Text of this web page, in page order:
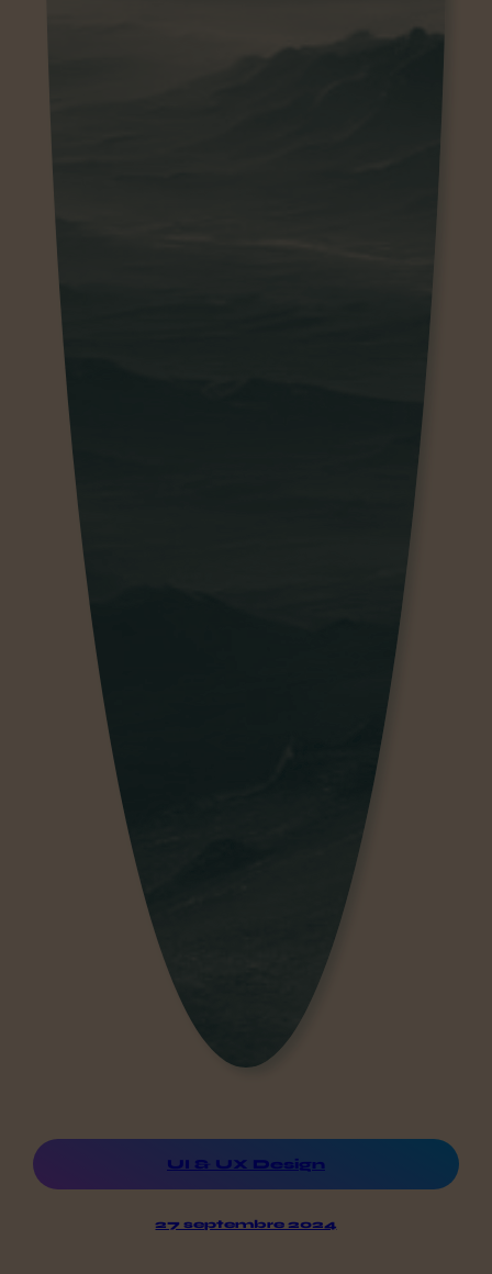
UI & UX Design
27 septembre 2024